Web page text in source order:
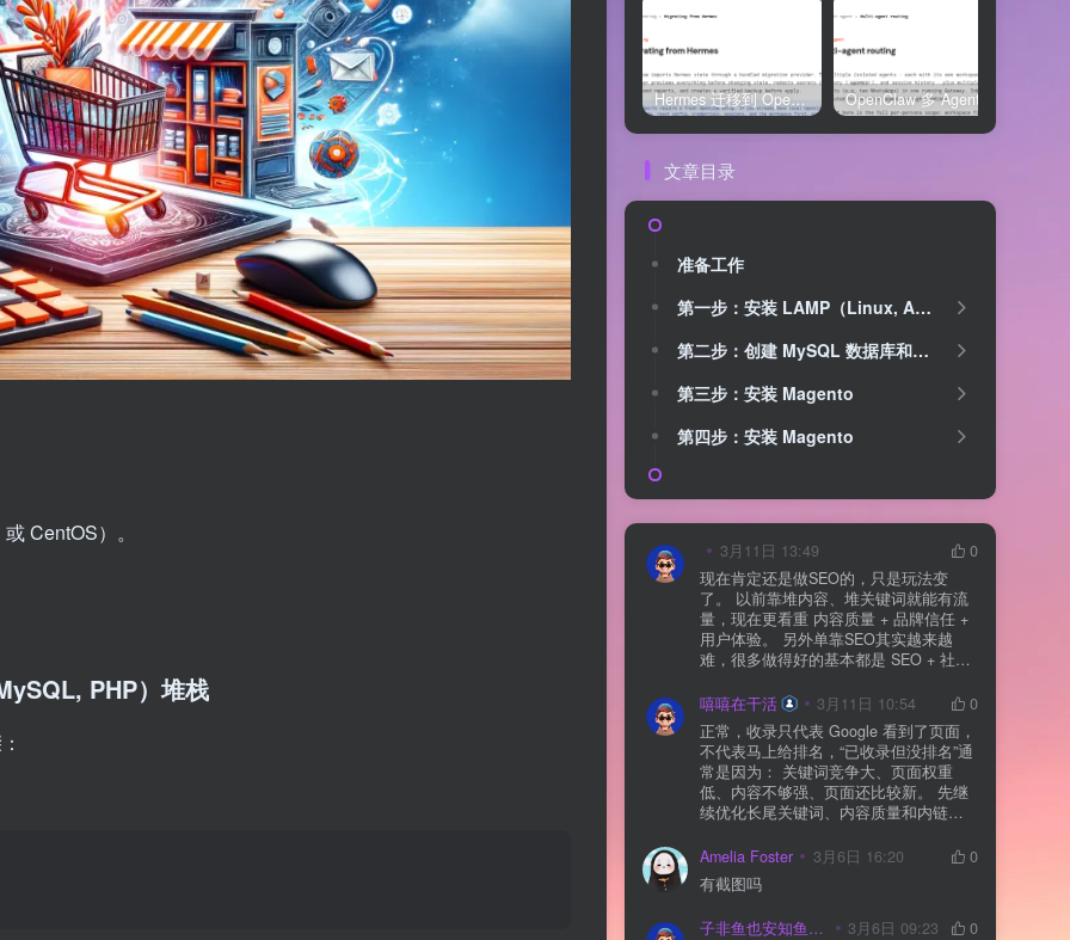
CentOS）。
PHP）堆栈
Hermes 迁移到 OpenClaw 上线清单：频道、定时任务、权限和回滚一次检查
文章目录
准备工作
第一步：安装 LAMP（Linux, Apache, MySQL, PHP）堆栈
第二步：创建 MySQL 数据库和用户
第三步：安装 Magento
第四步：安装 Magento
3月11日 13:49
0
现在肯定还是做SEO的，只是玩法变
了。 以前靠堆内容、堆关键词就能有流
量，现在更看重 内容质量 + 品牌信任 +
用户体验。 另外单靠SEO其实越来越
难，很多做得好的基本都是 SEO + 社媒
质还是一个长期获客渠道，但不能再当
成唯一渠道了。
嘻嘻在干活 3月11日 10:54
0
正常，收录只代表 Google 看到了页面，
不代表马上给排名，“已收录但没排名”通
常是因为： 关键词竞争大、页面权重
低、内容不够强、页面还比较新。 先继
续优化长尾关键词、内容质量和内链，
Amelia Foster
3月6日 16:20
0
有截图吗
子非鱼也安知鱼之乐 3月6日 09:23
0